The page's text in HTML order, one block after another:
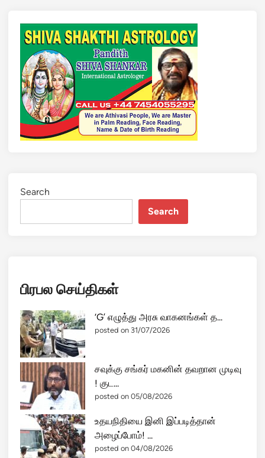
Search
Search
பிரபல செய்திகள்
‘G’ எழுத்து அரசு வாகனங்கள் த...
posted on 31/07/2026
சவுக்கு சங்கர் மகனின் தவறான முடிவு
! குட...
posted on 05/08/2026
உதயநிதியை இனி இப்படித்தான்
அழைப்போம்! ...
posted on 04/08/2026